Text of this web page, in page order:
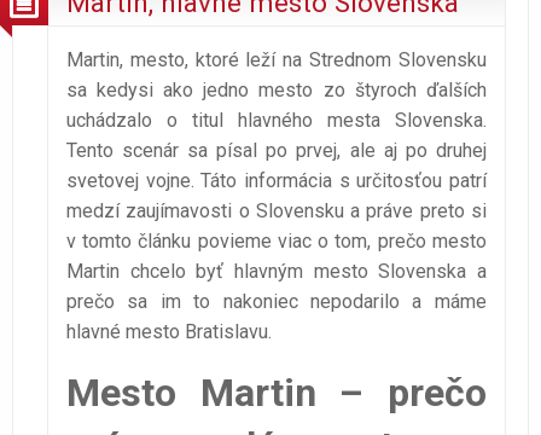
Martin, mesto, ktoré leží na Strednom Slovensku
sa kedysi ako jedno mesto zo štyroch ďalších
uchádzalo o titul hlavného mesta Slovenska.
Tento scenár sa písal po prvej, ale aj po druhej
svetovej vojne. Táto informácia s určitosťou patrí
medzí zaujímavosti o Slovensku a práve preto si
v tomto článku povieme viac o tom, prečo mesto
Martin chcelo byť hlavným mesto Slovenska a
prečo sa im to nakoniec nepodarilo a máme
hlavné mesto Bratislavu.
Mesto Martin – prečo